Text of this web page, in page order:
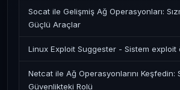
Socat ile Gelişmiş Ağ Operasyonları:
Güçlü Araçlar
Linux Exploit Suggester - Sistem exploit
Netcat ile Ağ Operasyonlarını Keşfedin:
Güvenlikteki Rolü